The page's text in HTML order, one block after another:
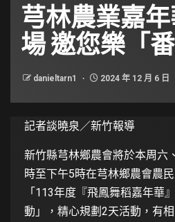
芎林農業嘉
場 邀您樂「
danieltarn1 2024 年 12 月 6 日
記者談曉泉／新竹報導
新竹縣芎林鄉農會將於本周六
時至下午5時在芎林鄉農會農
「113年度『飛鳳舞稻嘉年華
動」，精心規劃2天活動，有